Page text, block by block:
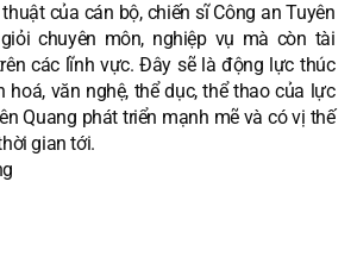
của cán bộ, chiến sĩ Công an Tuyên
chuyên môn, nghiệp vụ mà còn tài
các lĩnh vực. Đây sẽ là động lực thúc
hoá, văn nghệ, thể dục, thể thao của lực
Quang phát triển mạnh mẽ và có vị thế
gian tới.